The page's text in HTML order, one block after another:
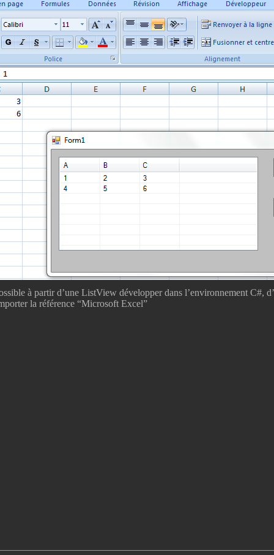
à partir d’une ListView développer dans l’environnement C#,
la référence “Microsoft Excel”